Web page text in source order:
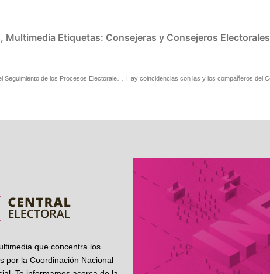
, Multimedia Etiquetas: Consejeras y Consejeros Electorales
que concentra los
por la Coordinación Nacional